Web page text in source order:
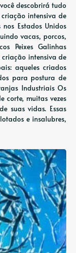
descobrirá tudo
intensiva de
Estados Unidos
vacas, porcos,
Peixes Galinhas
criação intensiva de
aqueles criados
​​para postura de
Industriais Os
corte, muitas vezes
suas vidas. Essas
e insalubres,